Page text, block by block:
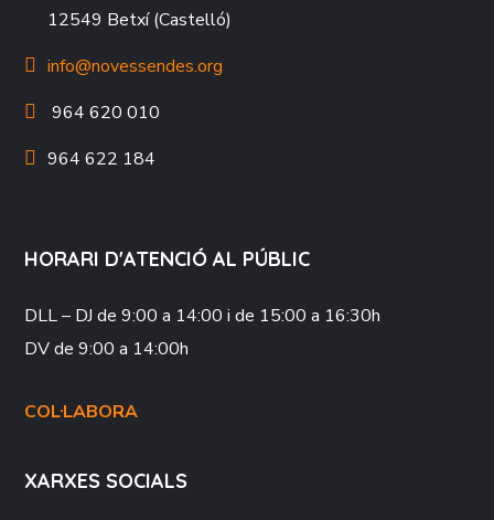
12549 Betxí (Castelló)
info@novessendes.org
964 620 010
964 622 184
HORARI D'ATENCIÓ AL PÚBLIC
DLL – DJde 9:00 a 14:00 i de 15:00 a 16:30h
DVde 9:00 a 14:00h
COL·LABORA
XARXES SOCIALS